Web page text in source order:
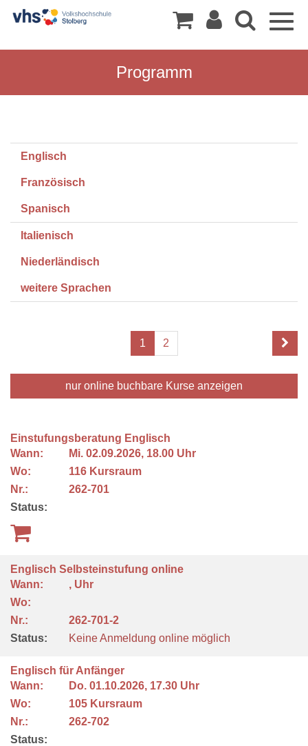
Programm
Englisch
Französisch
Spanisch
Italienisch
Niederländisch
weitere Sprachen
1 2
nur online buchbare Kurse anzeigen
Einstufungsberatung Englisch
Wann:
Mi. 02.09.2026, 18.00 Uhr
Wo:
116 Kursraum
Nr.:
262-701
Status:
Englisch Selbsteinstufung online
Wann:
, Uhr
Wo:
Nr.:
262-701-2
Status:
Keine Anmeldung online möglich
Englisch für Anfänger
Wann:
Do. 01.10.2026, 17.30 Uhr
Wo:
105 Kursraum
Nr.:
262-702
Status: